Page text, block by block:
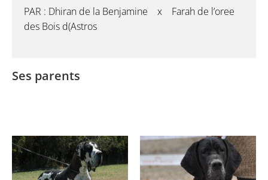
PAR : Dhiran de la Benjamine x Farah de l’oree
des Bois d(Astros
Ses parents